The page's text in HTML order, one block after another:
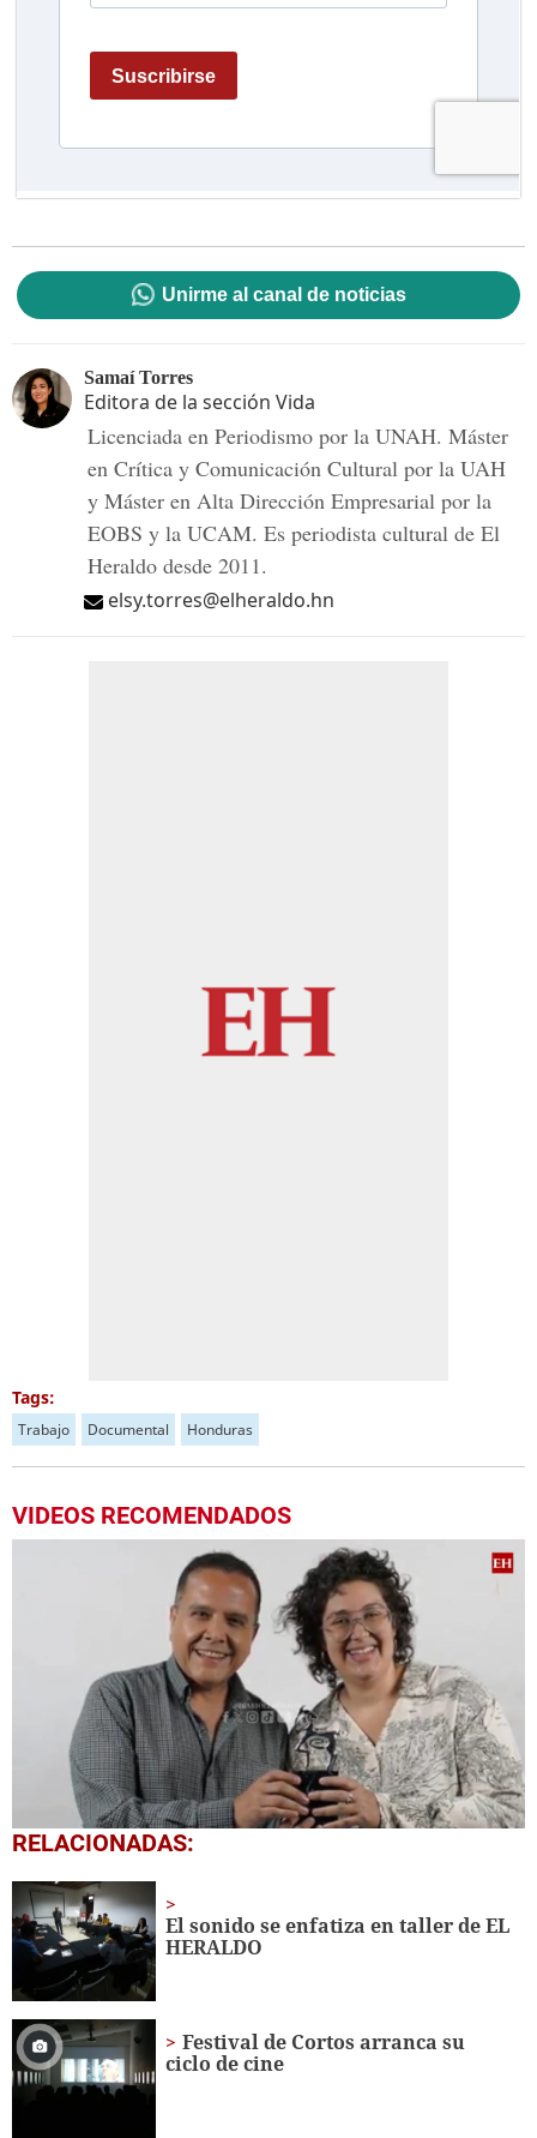
Unirme al canal de noticias
Samaí Torres
Editora de la sección Vida
Licenciada en Periodismo por la UNAH. Máster
en Crítica y Comunicación Cultural por la UAH
y Máster en Alta Dirección Empresarial por la
EOBS y la UCAM. Es periodista cultural de El
Heraldo desde 2011.
elsy.torres@elheraldo.hn
Tags:
Trabajo Documental Honduras
VIDEOS RECOMENDADOS
0
seconds
minute,
54
seconds
RELACIONADAS:
El sonido se enfatiza en taller de EL
HERALDO
Festival de Cortos arranca su
ciclo de cine